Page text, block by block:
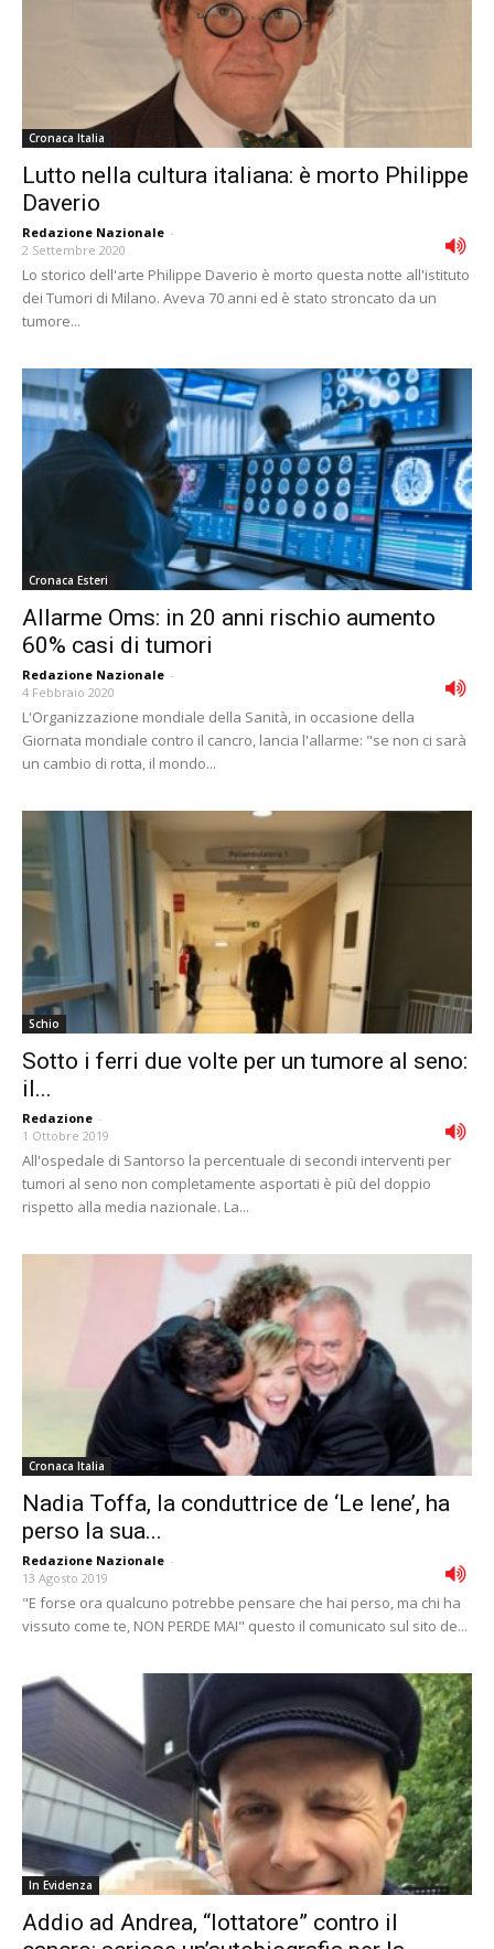
Cronaca Italia
Lutto nella cultura italiana: è morto Philippe
Daverio
Redazione Nazionale -
2 Settembre 2020
Lo storico dell'arte Philippe Daverio è morto questa notte all'istituto
dei Tumori di Milano. Aveva 70 anni ed è stato stroncato da un
tumore...
Cronaca Esteri
Allarme Oms: in 20 anni rischio aumento
60% casi di tumori
Redazione Nazionale -
4 Febbraio 2020
L'Organizzazione mondiale della Sanità, in occasione della
Giornata mondiale contro il cancro, lancia l'allarme: "se non ci sarà
un cambio di rotta, il mondo...
Schio
Sotto i ferri due volte per un tumore al seno:
il...
Redazione -
1 Ottobre 2019
All'ospedale di Santorso la percentuale di secondi interventi per
tumori al seno non completamente asportati è più del doppio
rispetto alla media nazionale. La...
Cronaca Italia
Nadia Toffa, la conduttrice de ‘Le Iene’, ha
perso la sua...
Redazione Nazionale -
13 Agosto 2019
"E forse ora qualcuno potrebbe pensare che hai perso, ma chi ha
vissuto come te, NON PERDE MAI" questo il comunicato sul sito de...
In Evidenza
Addio ad Andrea, “lottatore” contro il